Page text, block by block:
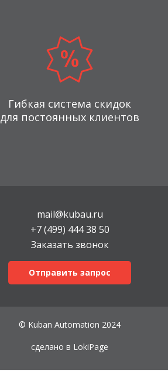
Гибкая система скидок
для постоянных клиентов
mail@kubau.ru
+7 (499) 444 38 50
Заказать звонок
Отправить запрос
© Kuban Automation 2024
сделано в LokiPage